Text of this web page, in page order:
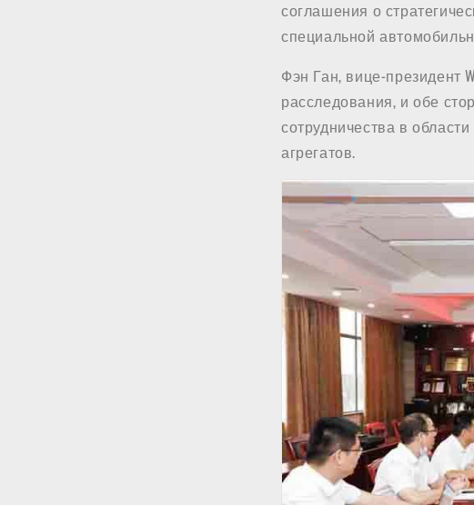
соглашения о
специальной
Фэн Ган, вице-президент
расследования, и обе
сотрудничества в
агрегатов.